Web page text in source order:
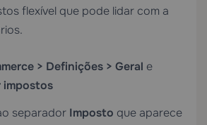
flexível que pode lidar com a
> Definições > Geral e
impostos
separador Imposto que aparece